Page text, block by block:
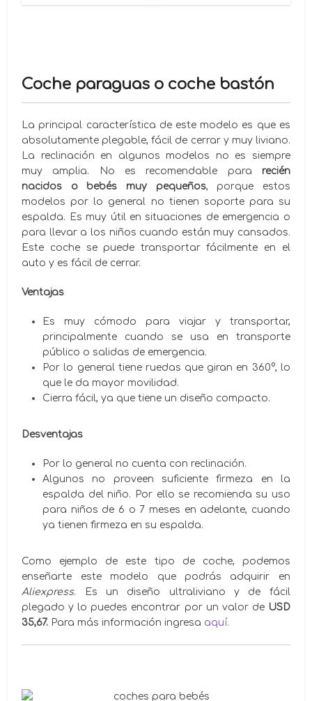
Coche paraguas o coche bastón
La principal característica de este modelo es que es
absolutamente plegable, fácil de cerrar y muy liviano.
La reclinación en algunos modelos no es siempre
muy amplia. No es recomendable para recién
nacidos o bebés muy pequeños, porque estos
modelos por lo general no tienen soporte para su
espalda. Es muy útil en situaciones de emergencia o
para llevar a los niños cuando están muy cansados.
Este coche se puede transportar fácilmente en el
auto y es fácil de cerrar.
Ventajas
Es muy cómodo para viajar y transportar,
principalmente cuando se usa en transporte
público o salidas de emergencia.
Por lo general tiene ruedas que giran en 360°, lo
que le da mayor movilidad.
Cierra fácil, ya que tiene un diseño compacto.
Desventajas
Por lo general no cuenta con reclinación.
Algunos no proveen suficiente firmeza en la
espalda del niño. Por ello se recomienda su uso
para niños de 6 o 7 meses en adelante, cuando
ya tienen firmeza en su espalda.
Como ejemplo de este tipo de coche, podemos
enseñarte este modelo que podrás adquirir en
Aliexpress. Es un diseño ultraliviano y de fácil
plegado y lo puedes encontrar por un valor de USD
35,67. Para más información ingresa aquí.